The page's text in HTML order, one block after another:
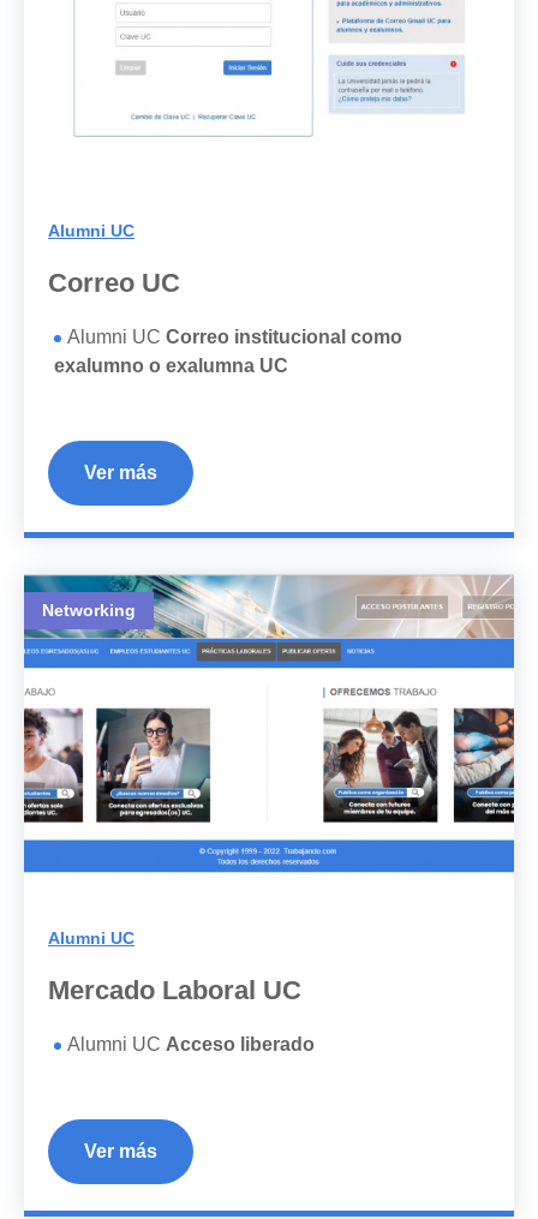
Alumni UC
Correo UC
Alumni UC Correo institucional como
exalumno o exalumna UC
Ver más
Networking
Alumni UC
Mercado Laboral UC
Alumni UC Acceso liberado
Ver más